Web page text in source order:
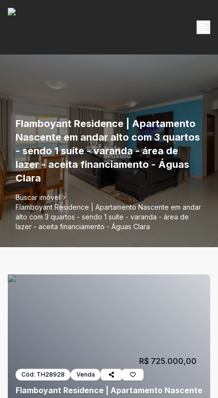
Flamboyant Residence | Apartamento
Nascente em andar alto com 3 quartos
- sendo 1 suíte - varanda - área de
lazer - aceita financiamento - Águas
Clara
Buscar imóvel
Flamboyant Residence | Apartamento Nascente em andar
alto com 3 quartos - sendo 1 suíte - varanda - área de
lazer - aceita financiamento - Águas Clara
Cód: TH28928 Venda
Flamboyant Residence | Apartamento Nascente
R$ 725.000,00